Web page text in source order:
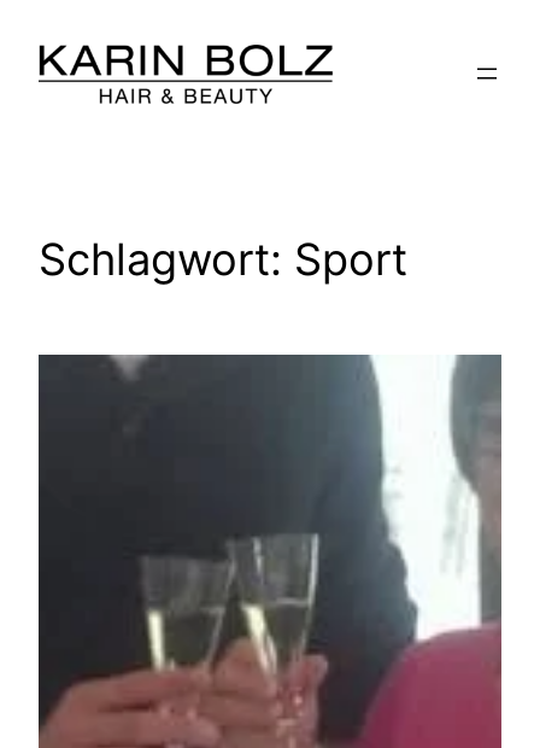
Inhalt
springen
Schlagwort: Sport